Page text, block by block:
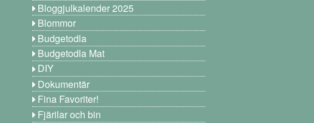
Bloggjulkalender 2025
Blommor
Budgetodla
Budgetodla Mat
DIY
Dokumentär
Fina Favoriter!
Fjärilar och bin